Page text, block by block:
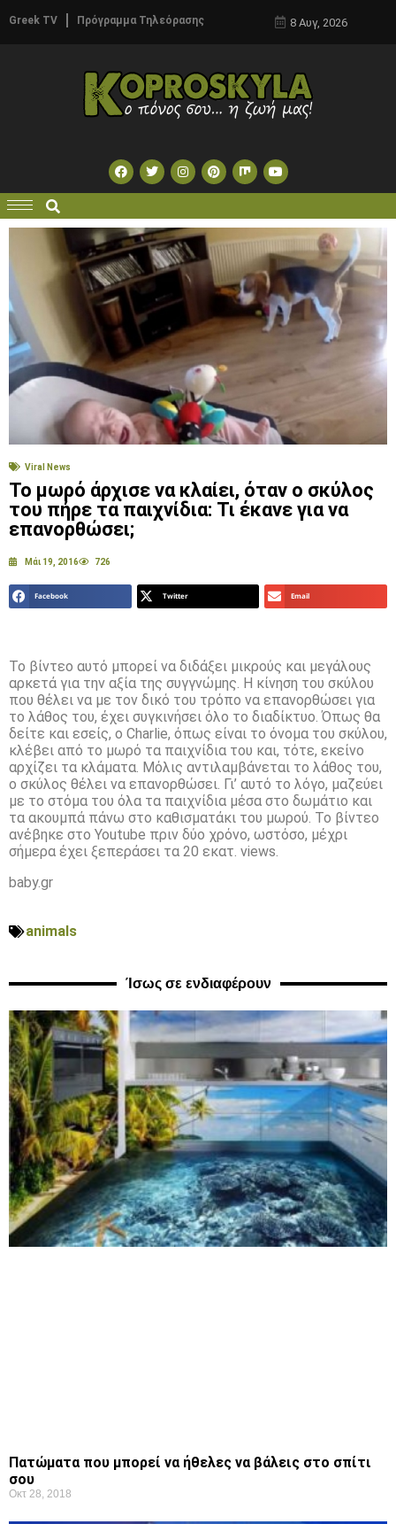
Greek TV Πρόγραμμα Τηλεόρασης 8 Αυγ, 2026
Viral News
Το μωρό άρχισε να κλαίει, όταν ο σκύλος
του πήρε τα παιχνίδια: Τι έκανε για να
επανορθώσει;
Μάι 19, 2016 726
Facebook Twitter Email
Το βίντεο αυτό μπορεί να διδάξει μικρούς και μεγάλους
αρκετά για την αξία της συγγνώμης. Η κίνηση του σκύλου
που θέλει να με τον δικό του τρόπο να επανορθώσει για
το λάθος του, έχει συγκινήσει όλο το διαδίκτυο. Όπως θα
δείτε και εσείς, ο Charlie, όπως είναι το όνομα του σκύλου,
κλέβει από το μωρό τα παιχνίδια του και, τότε, εκείνο
αρχίζει τα κλάματα. Μόλις αντιλαμβάνεται το λάθος του,
ο σκύλος θέλει να επανορθώσει. Γι’ αυτό το λόγο, μαζεύει
με το στόμα του όλα τα παιχνίδια μέσα στο δωμάτιο και
τα ακουμπά πάνω στο καθισματάκι του μωρού. Το βίντεο
ανέβηκε στο Youtube πριν δύο χρόνο, ωστόσο, μέχρι
σήμερα έχει ξεπεράσει τα 20 εκατ. views.
baby.gr
animals
Ίσως σε ενδιαφέρουν
Πατώματα που μπορεί να ήθελες να βάλεις στο σπίτι
σου
Οκτ 28, 2018